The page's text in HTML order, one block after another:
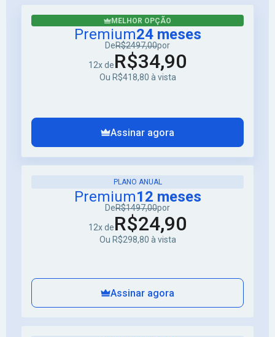
MELHOR OPÇÃO
Premium24 meses
DeR$2497,00por
12x deR$34,90
Ou R$418,80 à vista
Assinar agora
PLANO ANUAL
Premium12 meses
DeR$1497,00por
12x deR$24,90
Ou R$298,80 à vista
Assinar agora